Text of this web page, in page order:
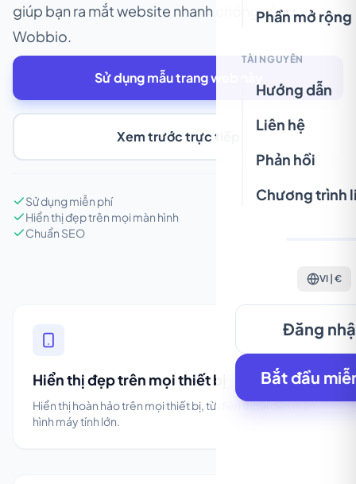
Phần mở rộng
TÀI NGUYÊN
Hướng dẫn
Liên hệ
Phản hồi
Chương trình
VI | €
Đăng
Bắt đầu
giúp bạn ra mắt website nhanh chóng cùng
Wobbio.
Sử dụng mẫu trang web này
Xem trước trực tiếp
Sử dụng miễn phí
Hiển thị đẹp trên mọi màn hình
Chuẩn SEO
Hiển thị đẹp trên mọi thiết bị
Hiển thị hoàn hảo trên mọi thiết bị, từ điện thoại đến màn
hình máy tính lớn.